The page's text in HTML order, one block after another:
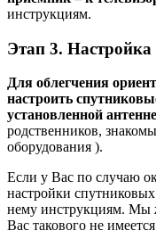
инструкциям.
Этап 3. Настройка
Для облегчения
настроить
установленной
родственников,
оборудования ).
Если у Вас по случаю
настройки
нему инструкциям. Мы
Вас такового не